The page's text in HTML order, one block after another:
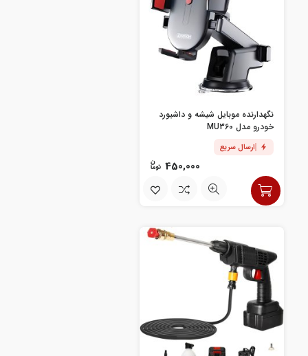
نگهدارنده موبایل شیشه و داشبورد
خودرو مدل MU360
ارسال سریع
450,000